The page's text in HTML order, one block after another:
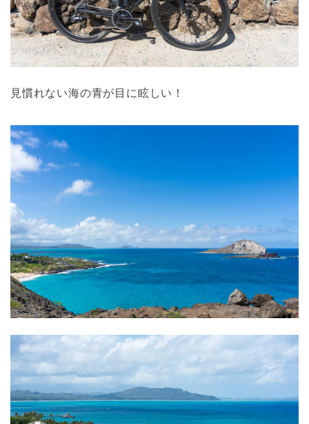
見慣れない海の青が目に眩しい！